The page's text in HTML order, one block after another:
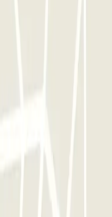
entrer et sortir du
le souhaitez.
Eiffel SAEMES: Avis